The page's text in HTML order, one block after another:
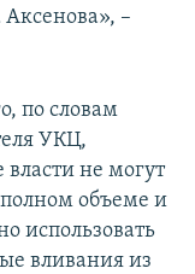
Аксенова», –
по словам
УКЦ,
не могут
полном объеме и
использовать
вливания из